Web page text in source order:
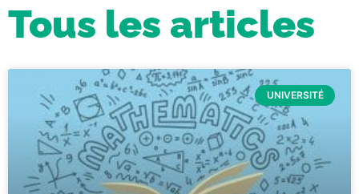
Tous les articles
UNIVERSITÉ